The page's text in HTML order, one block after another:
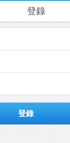
登錄
登錄